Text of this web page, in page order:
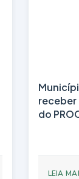
receber
do
LEIA